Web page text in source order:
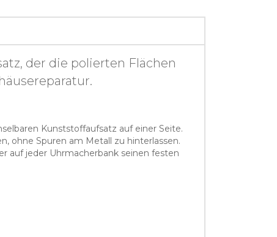
der die polierten Flächen
Kunststoffaufsatz auf einer Seite.
ohne Spuren am Metall zu hinterlassen.
auf jeder Uhrmacherbank seinen festen